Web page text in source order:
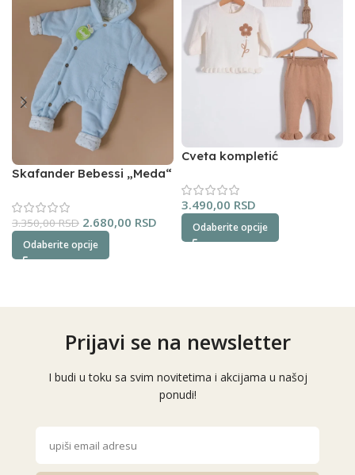
Skafander Bebessi „Meda“
3.350,00RSD 2.680,00 RSD
Odaberite opcije
Cveta kompletić
3.490,00 RSD
Odaberite opcije
Prijavi se na newsletter
I budi u toku sa svim novitetima i akcijama u našoj
ponudi!